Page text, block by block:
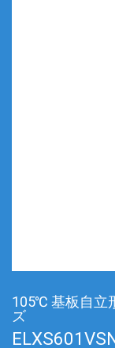
105℃ 基板自立
ズ